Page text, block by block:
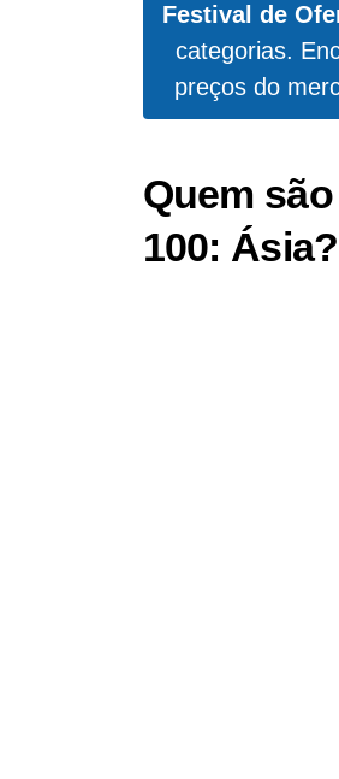
Festival de
categorias.
preços do
Quem
100: Ásia?